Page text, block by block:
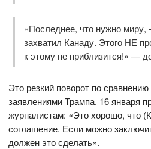
«Последнее, что нужно
захватил Канаду. Этого НЕ
к этому не приблизится!» —
Это резкий поворот по
заявлениями Трампа. 16 января
журналистам: «Это хорошо, что
соглашение. Если можно
должен это сделать».